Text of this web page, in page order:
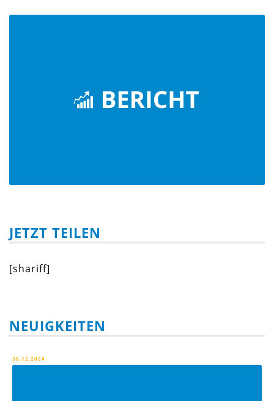
JETZT TEILEN
[shariff]
NEUIGKEITEN
30.12.2024